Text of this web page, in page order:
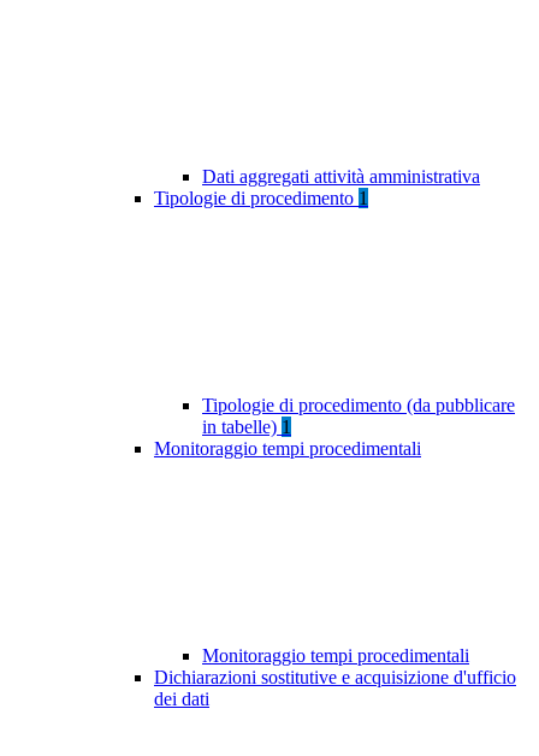
Dati aggregati attività amministrativa
Tipologie di procedimento 1
Tipologie di procedimento (da pubblicare
in tabelle) 1
Monitoraggio tempi procedimentali
Monitoraggio tempi procedimentali
Dichiarazioni sostitutive e acquisizione d'ufficio
dei dati